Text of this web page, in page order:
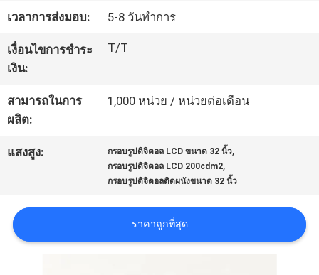
คุณภาพ
ติดต่อ
เรา
ข่าว
ทุก
กรณี
เวลาการส่งมอบ: 5-8 วันทําการ
เงื่อนไขการชำระ
เงิน:
T/T
สามารถในการ
ผลิต:
1,000 หน่วย / หน่วยต่อเดือน
แสงสูง: กรอบรูปดิจิตอล LCD ขนาด 32 นิ้ว,
กรอบรูปดิจิตอล LCD 200cdm2,
กรอบรูปดิจิตอลติดผนังขนาด 32 นิ้ว
ราคาถูกที่สุด